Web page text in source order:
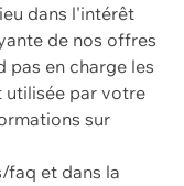
dans l'intérêt
de nos offres
pas en charge les
utilisée par votre
sur
et dans la